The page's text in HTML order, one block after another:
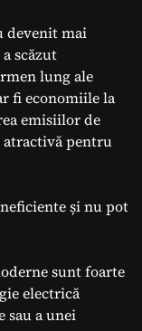
devenit mai
scăzut
lung ale
fi economiile la
emisiilor de
atractivă pentru
și nu pot
sunt foarte
electrică
sau a unei